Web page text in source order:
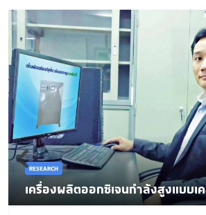
RESEARCH
เครื่องผลิตออกซิเจนกำลังสูงแบบเ